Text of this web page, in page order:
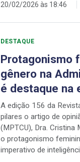
20/02/2026 às 18:46
DESTAQUE
Protagonismo
gênero na
é destaque na
A edição 156 da
pilares o artigo de
(MPTCU), Dra. Cristina
o protagonismo
imperativo de